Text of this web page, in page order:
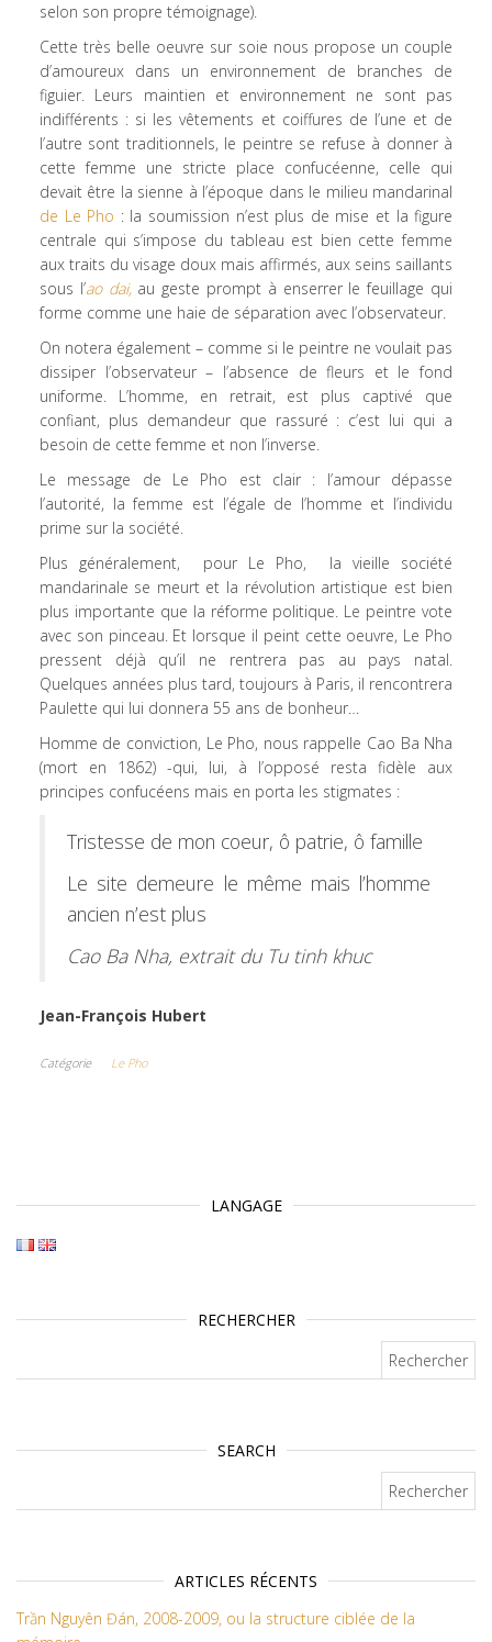
selon son propre témoignage).
Cette très belle oeuvre sur soie nous propose un couple
d’amoureux dans un environnement de branches de
figuier. Leurs maintien et environnement ne sont pas
indifférents : si les vêtements et coiffures de l’une et de
l’autre sont traditionnels, le peintre se refuse à donner à
cette femme une stricte place confucéenne, celle qui
devait être la sienne à l’époque dans le milieu mandarinal
de Le Pho : la soumission n’est plus de mise et la figure
centrale qui s’impose du tableau est bien cette femme
aux traits du visage doux mais affirmés, aux seins saillants
sous l’ao dai,au geste prompt à enserrer le feuillage qui
forme comme une haie de séparation avec l’observateur.
On notera également – comme si le peintre ne voulait pas
dissiper l’observateur – l’absence de fleurs et le fond
uniforme. L’homme, en retrait, est plus captivé que
confiant, plus demandeur que rassuré : c’est lui qui a
besoin de cette femme et non l’inverse.
Le message de Le Pho est clair : l’amour dépasse
l’autorité, la femme est l’égale de l’homme et l’individu
prime sur la société.
Plus généralement, pour Le Pho, la vieille société
mandarinale se meurt et la révolution artistique est bien
plus importante que la réforme politique. Le peintre vote
avec son pinceau. Et lorsque il peint cette oeuvre, Le Pho
pressent déjà qu’il ne rentrera pas au pays natal.
Quelques années plus tard, toujours à Paris, il rencontrera
Paulette qui lui donnera 55 ans de bonheur…
Homme de conviction, Le Pho, nous rappelle Cao Ba Nha
(mort en 1862) -qui, lui, à l’opposé resta fidèle aux
principes confucéens mais en porta les stigmates :
Tristesse de mon coeur, ô patrie, ô famille
Le site demeure le même mais l’homme
ancien n’est plus
Cao Ba Nha, extrait du Tu tinh khuc
Jean-François Hubert
Catégorie Le Pho
LANGAGE
RECHERCHER
SEARCH
ARTICLES RÉCENTS
Trần Nguyên Đán, 2008-2009, ou la structure ciblée de la